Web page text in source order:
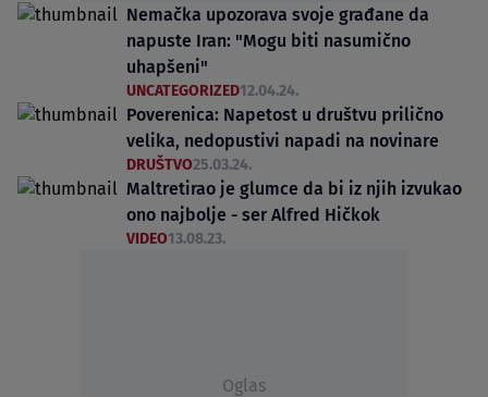
Nemačka upozorava svoje građane da
napuste Iran: "Mogu biti nasumično
uhapšeni"
UNCATEGORIZED12.04.24.
Poverenica: Napetost u društvu prilično
velika, nedopustivi napadi na novinare
DRUŠTVO25.03.24.
Maltretirao je glumce da bi iz njih izvukao
ono najbolje - ser Alfred Hičkok
VIDEO13.08.23.
Oglas